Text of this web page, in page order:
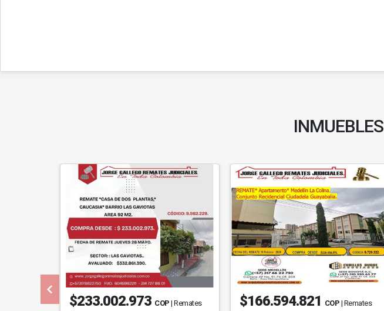
INMUEBLES
$233.002.973 COP | Remates $166.594.821 COP | Remates